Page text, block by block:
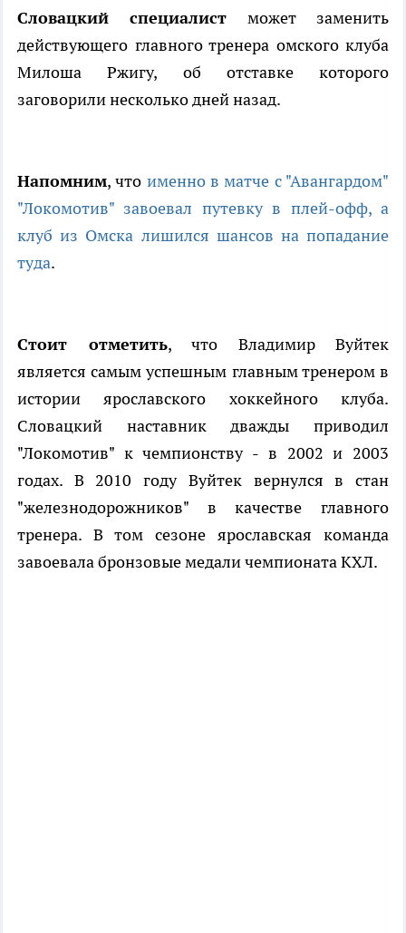
Словацкий специалист может заменить
действующего главного тренера омского клуба
Милоша Ржигу, об отставке которого
заговорили несколько дней назад.
Напомним, что именно в матче с "Авангардом"
"Локомотив" завоевал путевку в плей-офф, а
клуб из Омска лишился шансов на попадание
туда.
Стоит отметить, что Владимир Вуйтек
является самым успешным главным тренером в
истории ярославского хоккейного клуба.
Словацкий наставник дважды приводил
"Локомотив" к чемпионству - в 2002 и 2003
годах. В 2010 году Вуйтек вернулся в стан
"железнодорожников" в качестве главного
тренера. В том сезоне ярославская команда
завоевала бронзовые медали чемпионата КХЛ.